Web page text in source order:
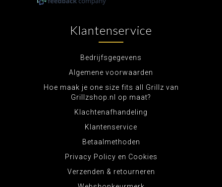
Klantenservice
Bedrijfsgegevens
Algemene voorwaarden
Hoe maak je one size fits all Grillz van
Grillzshop.nl op maat?
Klachtenafhandeling
Klantenservice
Betaalmethoden
Privacy Policy en Cookies
Verzenden & retourneren